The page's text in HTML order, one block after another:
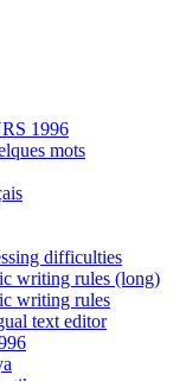
1996
mots
difficulties
writing rules (long)
writing rules
text editor